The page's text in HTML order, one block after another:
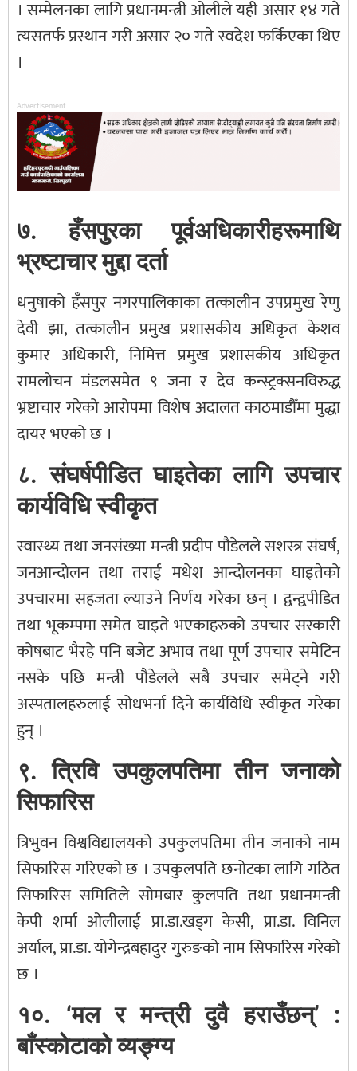
। सम्मेलनका लागि प्रधानमन्त्री ओलीले यही असार १४ गते
त्यसतर्फ प्रस्थान गरी असार २० गते स्वदेश फर्किएका थिए
।
Advertisement
७. हँसपुरका पूर्वअधिकारीहरूमाथि
भ्रष्टाचार मुद्दा दर्ता
धनुषाको हँसपुर नगरपालिकाका तत्कालीन उपप्रमुख रेणु
देवी झा, तत्कालीन प्रमुख प्रशासकीय अधिकृत केशव
कुमार अधिकारी, निमित्त प्रमुख प्रशासकीय अधिकृत
रामलोचन मंडलसमेत ९ जना र देव कन्स्ट्रक्सनविरुद्ध
भ्रष्टाचार गरेको आरोपमा विशेष अदालत काठमाडौँमा मुद्धा
दायर भएको छ ।
८. संघर्षपीडित घाइतेका लागि उपचार
कार्यविधि स्वीकृत
स्वास्थ्य तथा जनसंख्या मन्त्री प्रदीप पौडेलले सशस्त्र संघर्ष,
जनआन्दोलन तथा तराई मधेश आन्दोलनका घाइतेको
उपचारमा सहजता ल्याउने निर्णय गरेका छन् । द्वन्द्वपीडित
तथा भूकम्पमा समेत घाइते भएकाहरुको उपचार सरकारी
कोषबाट भैरहे पनि बजेट अभाव तथा पूर्ण उपचार समेटिन
नसके पछि मन्त्री पौडेलले सबै उपचार समेट्ने गरी
अस्पतालहरुलाई सोधभर्ना दिने कार्यविधि स्वीकृत गरेका
हुन् ।
९. त्रिवि उपकुलपतिमा तीन जनाको
सिफारिस
त्रिभुवन विश्वविद्यालयको उपकुलपतिमा तीन जनाको नाम
सिफारिस गरिएको छ । उपकुलपति छनोटका लागि गठित
सिफारिस समितिले सोमबार कुलपति तथा प्रधानमन्त्री
केपी शर्मा ओलीलाई प्रा.डा.खड्ग केसी, प्रा.डा. विनिल
अर्याल, प्रा.डा. योगेन्द्रबहादुर गुरुङको नाम सिफारिस गरेको
छ ।
१०. ‘मल र मन्त्री दुवै हराउँछन्’ :
बाँस्कोटाको व्यङ्ग्य